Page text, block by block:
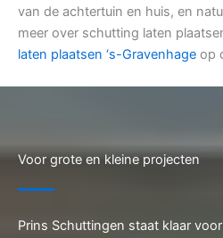
van de achtertuin en huis, en
meer over schutting laten
laten plaatsen ‘s-Gravenhage op
Voor grote en kleine projecten
Prins Schuttingen staat klaar